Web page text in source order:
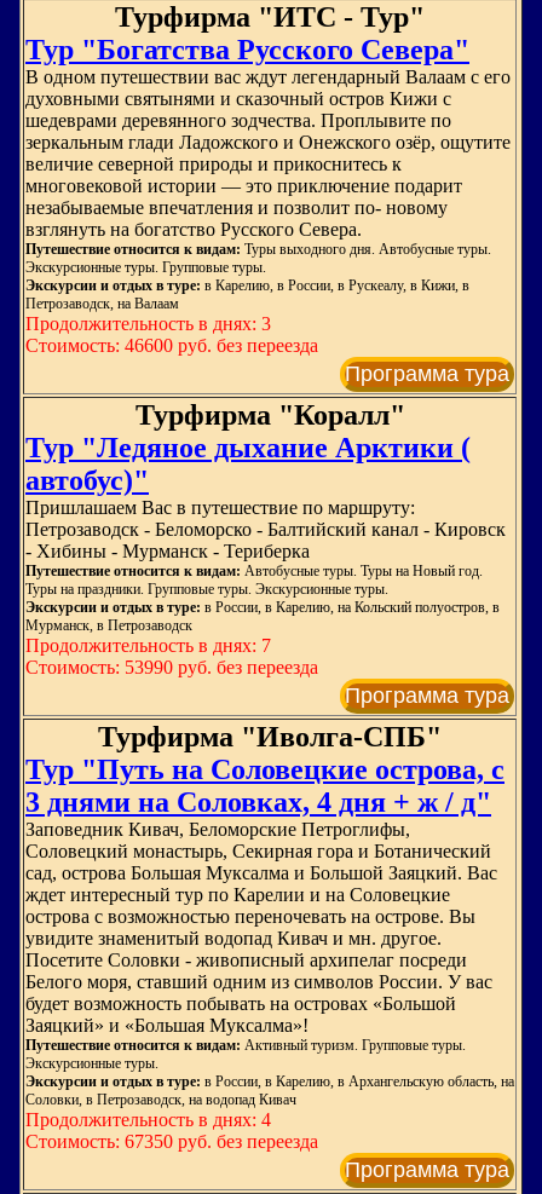
Турфирма "ИТС - Тур"
Тур "Богатства Русского Севера"
В одном путешествии вас ждут легендарный Валаам с его
духовными святынями и сказочный остров Кижи с
шедеврами деревянного зодчества. Проплывите по
зеркальным глади Ладожского и Онежского озёр, ощутите
величие северной природы и прикоснитесь к
многовековой истории — это приключение подарит
незабываемые впечатления и позволит по‑ новому
взглянуть на богатство Русского Севера.
Путешествие относится к видам: Туры выходного дня. Автобусные туры.
Экскурсионные туры. Групповые туры.
Экскурсии и отдых в туре: в Карелию, в России, в Рускеалу, в Кижи, в
Петрозаводск, на Валаам
Продолжительность в днях: 3
Стоимость: 46600 руб. без переезда
Программа тура
Турфирма "Коралл"
Тур "Ледяное дыхание Арктики (
автобус)"
Пришлашаем Вас в путешествие по маршруту:
Петрозаводск - Беломорско - Балтийский канал - Кировск
- Хибины - Мурманск - Териберка
Путешествие относится к видам: Автобусные туры. Туры на Новый год.
Туры на праздники. Групповые туры. Экскурсионные туры.
Экскурсии и отдых в туре: в России, в Карелию, на Кольский полуостров, в
Мурманск, в Петрозаводск
Продолжительность в днях: 7
Стоимость: 53990 руб. без переезда
Программа тура
Турфирма "Иволга-СПБ"
Тур "Путь на Соловецкие острова, с
3 днями на Соловках, 4 дня + ж / д"
Заповедник Кивач, Беломорские Петроглифы,
Соловецкий монастырь, Секирная гора и Ботанический
сад, острова Большая Муксалма и Большой Заяцкий. Вас
ждет интересный тур по Карелии и на Соловецкие
острова с возможностью переночевать на острове. Вы
увидите знаменитый водопад Кивач и мн. другое.
Посетите Соловки - живописный архипелаг посреди
Белого моря, ставший одним из символов России. У вас
будет возможность побывать на островах «Большой
Заяцкий» и «Большая Муксалма»!
Путешествие относится к видам: Активный туризм. Групповые туры.
Экскурсионные туры.
Экскурсии и отдых в туре: в России, в Карелию, в Архангельскую область, на
Соловки, в Петрозаводск, на водопад Кивач
Продолжительность в днях: 4
Стоимость: 67350 руб. без переезда
Программа тура